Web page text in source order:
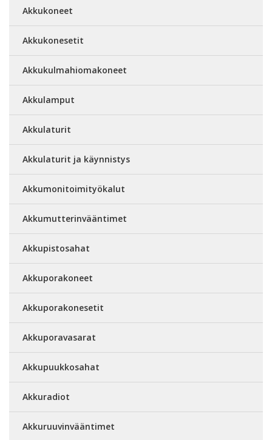
Akkukoneet
Akkukonesetit
Akkukulmahiomakoneet
Akkulamput
Akkulaturit
Akkulaturit ja käynnistys
Akkumonitoimityökalut
Akkumutterinvääntimet
Akkupistosahat
Akkuporakoneet
Akkuporakonesetit
Akkuporavasarat
Akkupuukkosahat
Akkuradiot
Akkuruuvinvääntimet